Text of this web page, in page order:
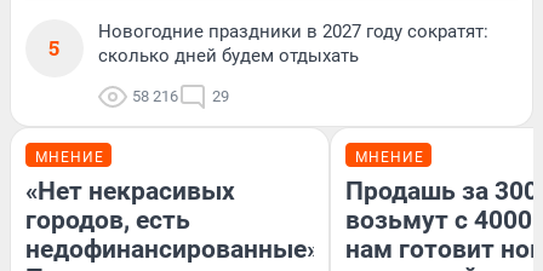
5
Новогодние праздники в 2027 году сократят:
сколько дней будем отдыхать
58 216 29
МНЕНИЕ
«Нет некрасивых
городов, есть
недофинансированные».
МНЕНИЕ
Продашь за
возьмут с
нам готовит